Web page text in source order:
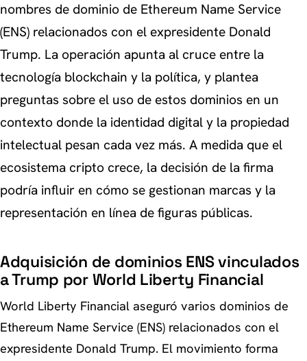
nombres de dominio de Ethereum Name Service
(ENS) relacionados con el expresidente Donald
Trump. La operación apunta al cruce entre la
tecnología blockchain y la política, y plantea
preguntas sobre el uso de estos dominios en un
contexto donde la identidad digital y la propiedad
intelectual pesan cada vez más. A medida que el
ecosistema cripto crece, la decisión de la firma
podría influir en cómo se gestionan marcas y la
representación en línea de figuras públicas.
Adquisición de dominios ENS vinculados
a Trump por World Liberty Financial
World Liberty Financial aseguró varios dominios de
Ethereum Name Service (ENS) relacionados con el
expresidente Donald Trump. El movimiento forma